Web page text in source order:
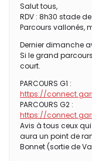
Salut tous,
RDV : 8h30 stade de
Parcours vallonés,
Dernier dimanche
Si le grand
court.
PARCOURS G1 :
https://
PARCOURS G2 :
https://
Avis à tous ceux
aura un point de
Bonnet (sortie de